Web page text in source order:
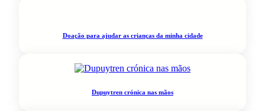
Doação para ajudar as crianças da minha cidade
Dupuytren crónica nas mãos